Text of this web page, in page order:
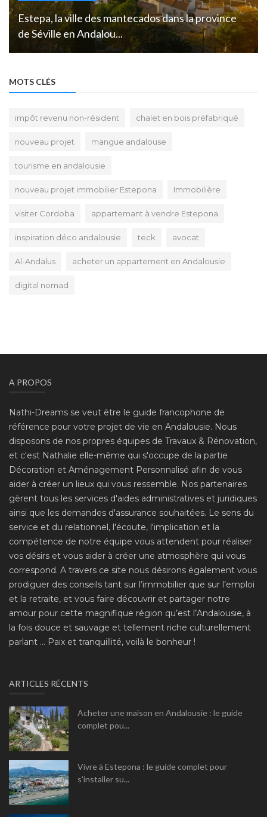
Estepa, la ville des mantecados dans la province
de Séville en Andalou...
MOTS CLÉS
impôt revenu non-résident chalet en bois préfabriqué
nouveau projet mangue andalouse
tourisme en andalousie
nouveau projet immobilier Estepona Immobilière
visiter Cordoba appartemant à vendre Estepona
inspiration déco andalousie teck avocat
Al-Andalus acheter un appartement en Andalousie
digital nomad
A PROPOS
Nathi-Dreams se veut être le guide francophone de
référence pour votre projet de vie en Andalousie. Nous
disposons de nos propres équipes de Travaux & Rénovation,
et c'est Nathalie elle-même qui s'occupe de la partie
Décoration et Aménagement Personnalisé afin de vous
aider à créer un lieux qui vous ressemble. Nos partenaires
gèrent tous les services d'aides administratives et juridiques
ainsi que les demandes d'assurance souhaitées. Le sens du
service et du relationnel, l'écoute, l'implication et la
compétence de notre équipe vous attendent pour réaliser
vos désirs et vous aider à créer une atmosphère qui vous
correspond. A travers ce site nous désirons également vous
prodiguer des conseils tant sur l’immobilier que sur l’emploi
et la retraite, et vous faire découvrir et partager notre
amour pour cette magnifique région qu’est l’Andalousie, à
la fois douce et sauvage et tellement riche culturellement
parlant ... Paix et tranquillité, voilà le bonheur !
ARTICLES RÉCENTS
Acheter une maison en Andalousie : le guide
complet pou...
Vivre à Estepona : le guide complet pour
s'installer su...